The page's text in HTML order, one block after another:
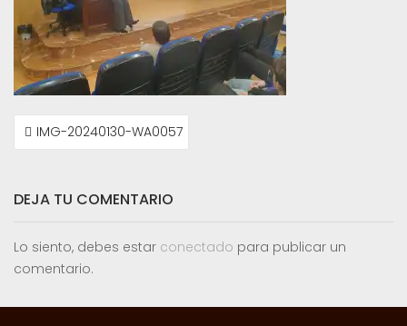
NAVEGACIÓN
DEIMG-20240130-WA0057
DEJA TU COMENTARIO
Lo siento, debes estar conectado para publicar un
comentario.